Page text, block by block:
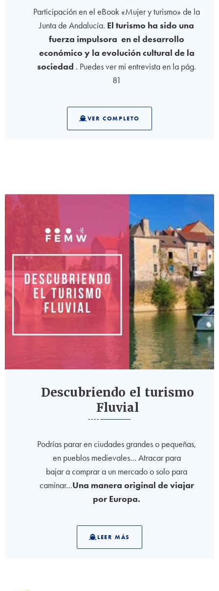
Participación en el eBook «Mujer y turismo» de la
Junta de Andalucía. El turismo ha sido una
fuerza impulsora en el desarrollo
económico y la evolución cultural de la
sociedad . Puedes ver mi entrevista en la pág.
81
VER COMPLETO
Descubriendo el turismo
Fluvial
Podrías parar en ciudades grandes o pequeñas,
en pueblos medievales… Atracar para
bajar a comprar a un mercado o solo para
caminar…Una manera original de viajar
por Europa.
LEER MÁS